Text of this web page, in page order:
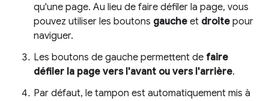
qu'une page. Au lieu de faire défiler la page, vous
pouvez utiliser les boutons gauche et droite pour
naviguer.
Les boutons de gauche permettent de faire
défiler la page vers l'avant ou vers l'arrière.
Par défaut, le tampon est automatiquement mis à